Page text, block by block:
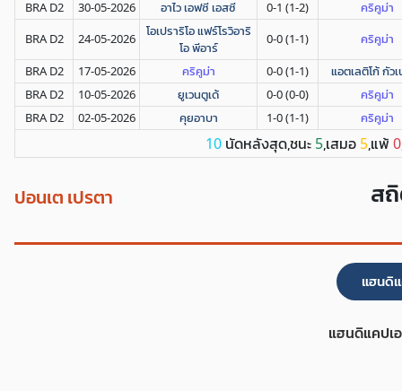
BRA D2 30-05-2026 อาไว เอฟซี เอสซี 0-1 (1-2) คริคูม่า
BRA D2 24-05-2026
โอเปราริโอ แฟร์โรวิอาริ
โอ พีอาร์
0-0 (1-1) คริคูม่า
BRA D2 17-05-2026 คริคูม่า 0-0 (1-1) แอตเลติโก้ กัว
BRA D2 10-05-2026 ยูเวนตูเด้ 0-0 (0-0) คริคูม่า
BRA D2 02-05-2026 คุยอาบา 1-0 (1-1) คริคูม่า
10 นัดหลังสุด,ชนะ 5,เสมอ 5,แพ้ 0
ปอนเต เปรตา ส
แฮนดิ
แฮนดิแคปเ